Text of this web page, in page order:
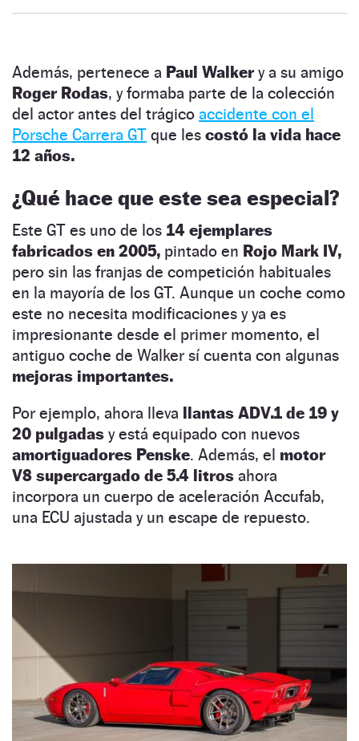
Además, pertenece a Paul Walkery a su amigo
Roger Rodas, y formaba parte de la colección
del actor antes del trágico accidente con el
Porsche Carrera GT que les costó la vida hace
12 años.
¿Qué hace que este sea especial?
Este GT es uno de los 14 ejemplares
fabricados en 2005, pintado en Rojo Mark IV,
pero sin las franjas de competición habituales
en la mayoría de los GT. Aunque un coche como
este no necesita modificaciones y ya es
impresionante desde el primer momento, el
antiguo coche de Walker sí cuenta con algunas
mejoras importantes.
Por ejemplo, ahora lleva llantas ADV.1 de 19 y
20 pulgadas y está equipado con nuevos
amortiguadores Penske. Además, el motor
V8 supercargado de 5.4 litros ahora
incorpora un cuerpo de aceleración Accufab,
una ECU ajustada y un escape de repuesto.